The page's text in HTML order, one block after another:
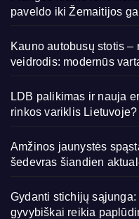
paveldo iki Žemaitijos
Kauno autobusų stotis –
veidrodis: modernūs
LDB palikimas ir nauja
rinkos variklis Lietuvoje?
Amžinos jaunystės
šedevras šiandien
Gydanti stichijų
gyvybiškai reikia